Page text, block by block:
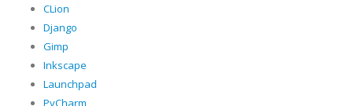
CLion
Django
Gimp
Inkscape
Launchpad
PyCharm